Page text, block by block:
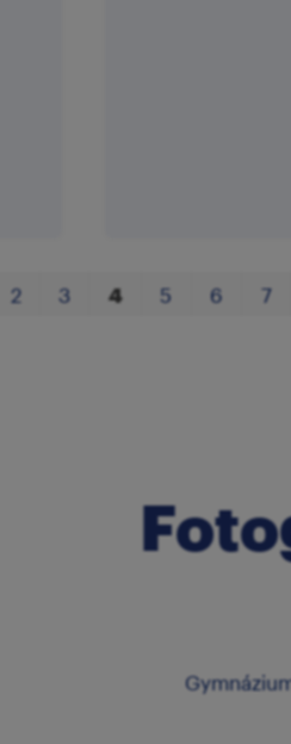
2 3 4 5 6 7